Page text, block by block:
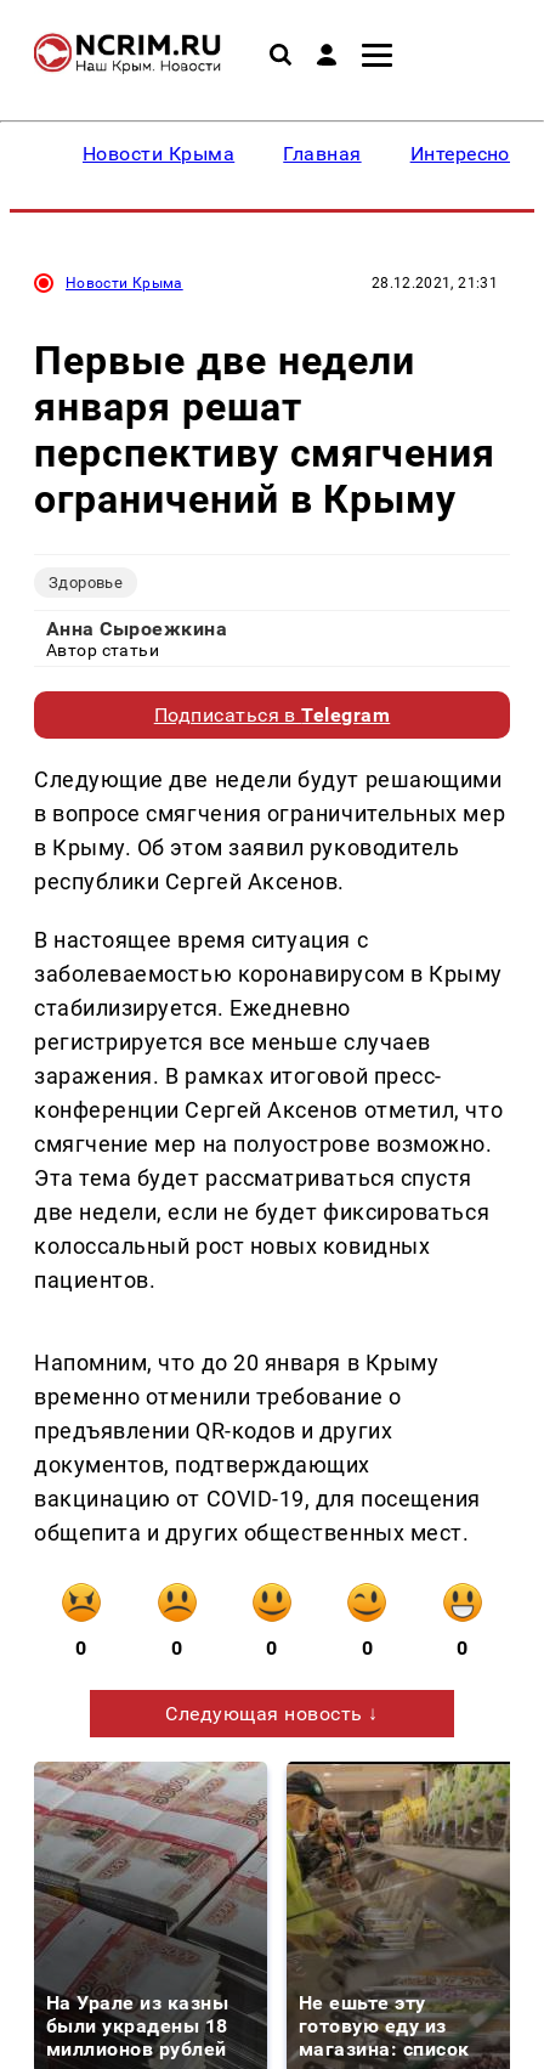
Новости Крыма Главная Интересное
Новости Крыма 28.12.2021, 21:31
Первые две недели
января решат
перспективу смягчения
ограничений в Крыму
Здоровье
Анна Сыроежкина
Автор статьи
Подписаться вTelegram
Следующие две недели будут решающими
в вопросе смягчения ограничительных мер
в Крыму. Об этом заявил руководитель
республики Сергей Аксенов.
В настоящее время ситуация с
заболеваемостью коронавирусом в Крыму
стабилизируется. Ежедневно
регистрируется все меньше случаев
заражения. В рамках итоговой пресс-
конференции Сергей Аксенов отметил, что
смягчение мер на полуострове возможно.
Эта тема будет рассматриваться спустя
две недели, если не будет фиксироваться
колоссальный рост новых ковидных
пациентов.
Напомним, что до 20 января в Крыму
временно отменили требование о
предъявлении QR-кодов и других
документов, подтверждающих
вакцинацию от COVID-19, для посещения
общепита и других общественных мест.
0 0 0 0 0
Следующая новость ↓
На Урале из казны
были украдены 18
миллионов рублей
Не ешьте эту
готовую еду из
магазина: список